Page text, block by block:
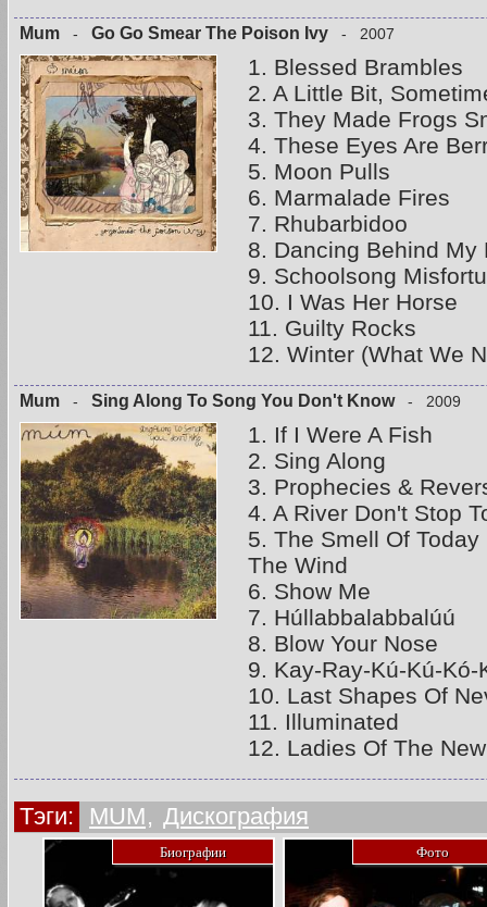
Mum - Go Go Smear The Poison Ivy - 2007
1. Blessed Brambles
2. A Little Bit,
3. They Made Frogs
4. These Eyes Are
5. Moon Pulls
6. Marmalade Fires
7. Rhubarbidoo
8. Dancing Behind My
9. Schoolsong
10. I Was Her Horse
11. Guilty Rocks
12. Winter (What We
Mum - Sing Along To Song You Don't Know- 2009
1. If I Were A Fish
2. Sing Along
3. Prophecies &
4. A River Don't Stop
5. The Smell Of
The Wind
6. Show Me
7. Húllabbalabbalúú
8. Blow Your Nose
9. Kay-Ray-Kú-Kú-Kó-
10. Last Shapes Of
11. Illuminated
12. Ladies Of The
Тэги: MUM, Дискография
Биографии Фото